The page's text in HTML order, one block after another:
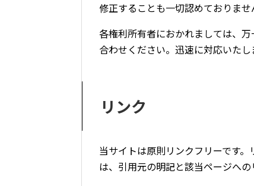
修正することも一切認めておりませ
各権利所有者におかれましては、
合わせください。迅速に対応いたし
リンク
当サイトは原則リンクフリーです
は、引用元の明記と該当ページへの